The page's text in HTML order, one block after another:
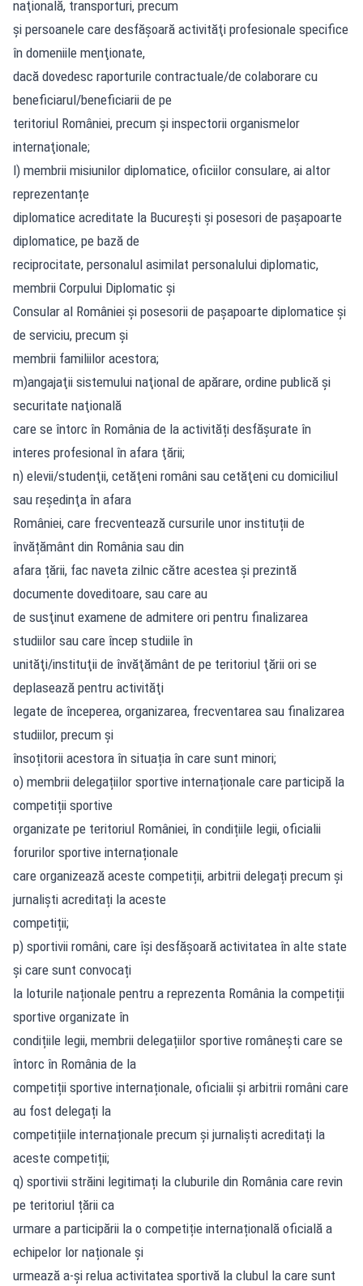
naţională, transporturi, precum
şi persoanele care desfăşoară activităţi profesionale specifice
în domeniile menţionate,
dacă dovedesc raporturile contractuale/de colaborare cu
beneficiarul/beneficiarii de pe
teritoriul României, precum şi inspectorii organismelor
internaţionale;
l) membrii misiunilor diplomatice, oficiilor consulare, ai altor
reprezentanțe
diplomatice acreditate la Bucureşti și posesori de pașapoarte
diplomatice, pe bază de
reciprocitate, personalul asimilat personalului diplomatic,
membrii Corpului Diplomatic şi
Consular al României şi posesorii de pașapoarte diplomatice şi
de serviciu, precum şi
membrii familiilor acestora;
m)angajaţii sistemului naţional de apărare, ordine publică şi
securitate naţională
care se întorc în România de la activități desfășurate în
interes profesional în afara ţării;
n) elevii/studenţii, cetăţeni români sau cetăţeni cu domiciliul
sau reşedinţa în afara
României, care frecventează cursurile unor instituții de
învățământ din România sau din
afara țării, fac naveta zilnic către acestea și prezintă
documente doveditoare, sau care au
de susţinut examene de admitere ori pentru finalizarea
studiilor sau care încep studiile în
unităţi/instituţii de învăţământ de pe teritoriul ţării ori se
deplasează pentru activităţi
legate de începerea, organizarea, frecventarea sau finalizarea
studiilor, precum și
însoțitorii acestora în situația în care sunt minori;
o) membrii delegațiilor sportive internaționale care participă la
competiții sportive
organizate pe teritoriul României, în condițiile legii, oficialii
forurilor sportive internaționale
care organizează aceste competiții, arbitrii delegați precum și
jurnaliști acreditați la aceste
competiții;
p) sportivii români, care își desfășoară activitatea în alte state
și care sunt convocați
la loturile naționale pentru a reprezenta România la competiții
sportive organizate în
condițiile legii, membrii delegațiilor sportive românești care se
întorc în România de la
competiții sportive internaționale, oficialii și arbitrii români care
au fost delegați la
competițiile internaționale precum și jurnaliști acreditați la
aceste competiții;
q) sportivii străini legitimați la cluburile din România care revin
pe teritoriul țării ca
urmare a participării la o competiție internațională oficială a
echipelor lor naționale și
urmează a-și relua activitatea sportivă la clubul la care sunt